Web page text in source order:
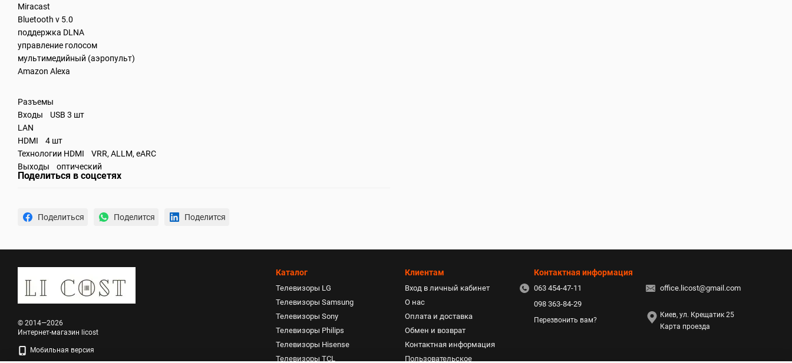
Miracast
Bluetooth v 5.0
поддержка DLNA
управление голосом
мультимедийный (аэропульт)
Amazon Alexa
Разъемы
Входы USB 3 шт
LAN
HDMI 4 шт
Технологии HDMI VRR, ALLM, eARC
Выходы оптический
Поделиться в соцсетях
Поделиться Поделится Поделится
© 2014—2026
Интернет-магазин licost
Мобильная версия
Каталог
Телевизоры LG
Телевизоры Samsung
Телевизоры Sony
Телевизоры Philips
Телевизоры Hisense
Телевизоры TCL
Клиентам
Вход в личный кабинет
О нас
Оплата и доставка
Обмен и возврат
Контактная информация
Пользовательское
Контактная информация
063 454-47-11
098 363-84-29
Перезвонить вам?
office.licost@gmail.com
Киев, ул. Крещатик 25
Карта проезда